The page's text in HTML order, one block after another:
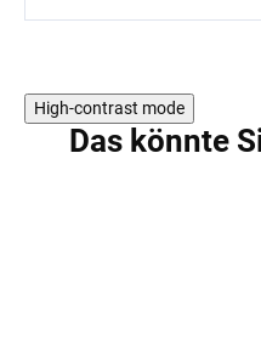
High-contrast mode
Das könnte